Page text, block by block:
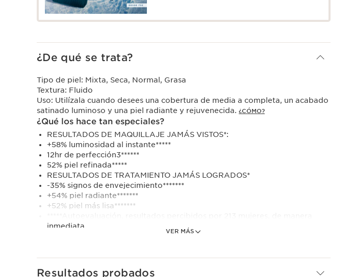
¿De qué se trata?
VER MÁS
Tipo de piel: Mixta, Seca, Normal, Grasa
Textura: Fluido
Uso: Utilízala cuando desees una cobertura de media a completa, un acabado
satinado luminoso y una piel radiante y rejuvenecida. ¿CÓMO?
¿Qué los hace tan especiales?
RESULTADOS DE MAQUILLAJE JAMÁS VISTOS*:
+58% luminosidad al instante*****
12hr de perfección3******
52% piel refinada*****
RESULTADOS DE TRATAMIENTO JAMÁS LOGRADOS*
-35% signos de envejecimiento*******
+54% piel radiante*******
+52% piel más lisa*******
inmediata
Saber más
La primera doble formula de maquillaje y tratamiento antiedad*. Cobertura y
Resultados probados